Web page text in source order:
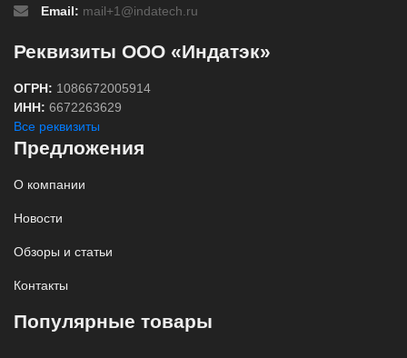
Email: mail+1@indatech.ru
Реквизиты ООО «Индатэк»
ОГРН: 1086672005914
ИНН: 6672263629
Все реквизиты
Предложения
О компании
Новости
Обзоры и статьи
Контакты
Популярные товары